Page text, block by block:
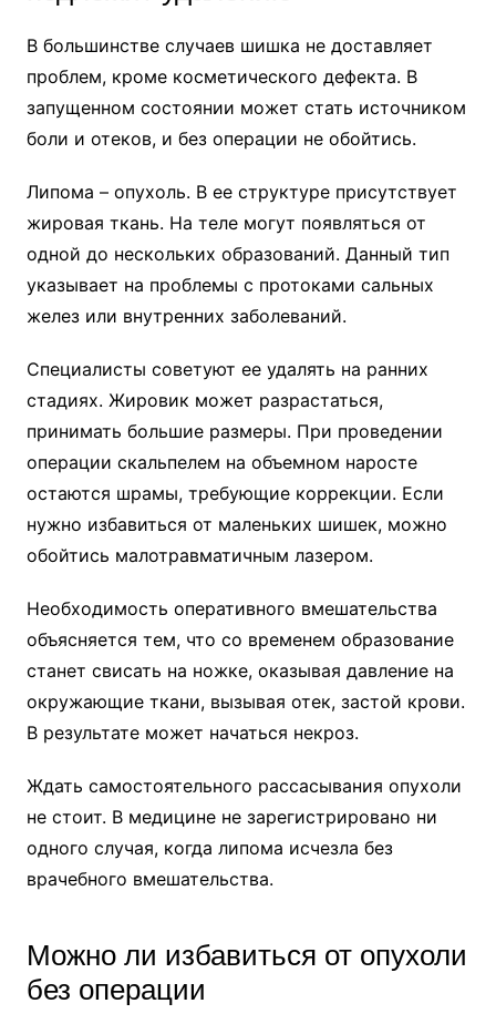
В большинстве случаев шишка не доставляет
проблем, кроме косметического дефекта. В
запущенном состоянии может стать источником
боли и отеков, и без операции не обойтись.
Липома – опухоль. В ее структуре присутствует
жировая ткань. На теле могут появляться от
одной до нескольких образований. Данный тип
указывает на проблемы с протоками сальных
желез или внутренних заболеваний.
Специалисты советуют ее удалять на ранних
стадиях. Жировик может разрастаться,
принимать большие размеры. При проведении
операции скальпелем на объемном наросте
остаются шрамы, требующие коррекции. Если
нужно избавиться от маленьких шишек, можно
обойтись малотравматичным лазером.
Необходимость оперативного вмешательства
объясняется тем, что со временем образование
станет свисать на ножке, оказывая давление на
окружающие ткани, вызывая отек, застой крови.
В результате может начаться некроз.
Ждать самостоятельного рассасывания опухоли
не стоит. В медицине не зарегистрировано ни
одного случая, когда липома исчезла без
врачебного вмешательства.
Можно ли избавиться от опухоли
без операции